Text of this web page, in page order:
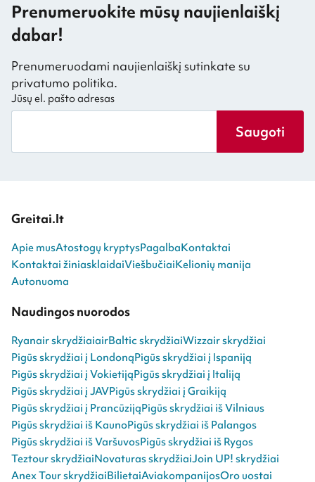
Prenumeruokite mūsų naujienlaiškį
dabar!
Prenumeruodami naujienlaiškį sutinkate su
privatumo politika.
Jūsų el. pašto adresas
Saugoti
Greitai.lt
Apie musAtostogų kryptysPagalbaKontaktai
Kontaktai žiniasklaidaiViešbučiaiKelionių manija
Autonuoma
Naudingos nuorodos
Ryanair skrydžiaiairBaltic skrydžiaiWizzair skrydžiai
Pigūs skrydžiai į LondonąPigūs skrydžiai į Ispaniją
Pigūs skrydžiai į VokietijąPigūs skrydžiai į Italiją
Pigūs skrydžiai į JAVPigūs skrydžiai į Graikiją
Pigūs skrydžiai į PrancūzijąPigūs skrydžiai iš Vilniaus
Pigūs skrydžiai iš KaunoPigūs skrydžiai iš Palangos
Pigūs skrydžiai iš VaršuvosPigūs skrydžiai iš Rygos
Teztour skrydžiaiNovaturas skrydžiaiJoin UP! skrydžiai
Anex Tour skrydžiaiBilietaiAviakompanijosOro uostai